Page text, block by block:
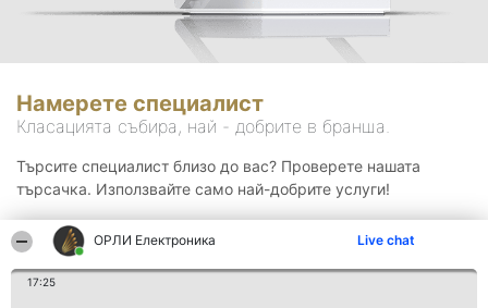
ОРЛИ Електроника Live chat
17:25
Намерете специалист
Класацията събира, най - добрите в бранша.
Търсите специалист близо до вас? Проверете нашата
търсачка. Използвайте само най-добрите услуги!